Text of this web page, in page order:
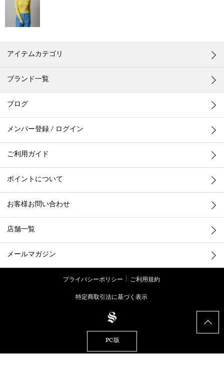
アイテムカテゴリ
ブランド一覧
ブログ
メンバー登録 / ログイン
ご利用ガイド
ポイントについて
お客様お問い合わせ
店舗一覧
メールマガジン
プライバシーポリシー
ご利用規約
特定商取引法に基づく表示
PC版